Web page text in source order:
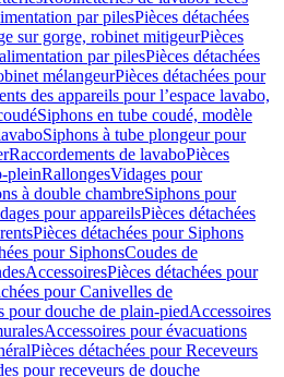
par pilesPièces détachées
sur gorge, robinet mitigeurPièces
par pilesPièces détachées
mélangeurPièces détachées pour
des appareils pour l’espace lavabo,
Siphons en tube coudé, modèle
Siphons à tube plongeur pour
Raccordements de lavaboPièces
pleinRallongesVidages pour
à double chambreSiphons pour
pour appareilsPièces détachées
Pièces détachées pour Siphons
pour SiphonsCoudes de
AccessoiresPièces détachées pour
pour Canivelles de
pour douche de plain-piedAccessoires
Accessoires pour évacuations
Pièces détachées pour Receveurs
pour receveurs de douche